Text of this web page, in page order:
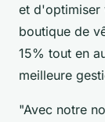
et d'optimiser
boutique de
15% tout en
meilleure
"Avec notre